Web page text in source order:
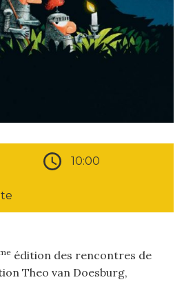
10:00
édition des rencontres de
Theo van Doesburg,